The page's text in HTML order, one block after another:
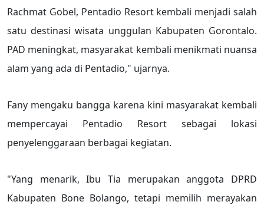
Rachmat Gobel, Pentadio Resort kembali menjadi salah
satu destinasi wisata unggulan Kabupaten Gorontalo.
PAD meningkat, masyarakat kembali menikmati nuansa
alam yang ada di Pentadio," ujarnya.
Fany mengaku bangga karena kini masyarakat kembali
mempercayai Pentadio Resort sebagai lokasi
penyelenggaraan berbagai kegiatan.
"Yang menarik, Ibu Tia merupakan anggota DPRD
Kabupaten Bone Bolango, tetapi memilih merayakan